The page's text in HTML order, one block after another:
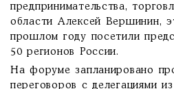
предпринимательства,
области Алексей Вершинин,
прошлом году посетили
50 регионов России.
На форуме запланировано
переговоров с делегациями